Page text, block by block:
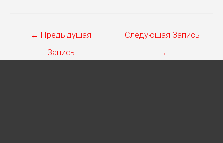
Навигация
записям
← Предыдущая
Запись
Следующая Запись
→